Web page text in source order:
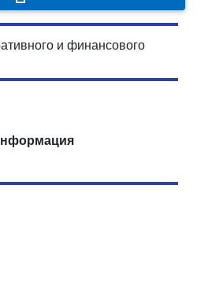
и финансового